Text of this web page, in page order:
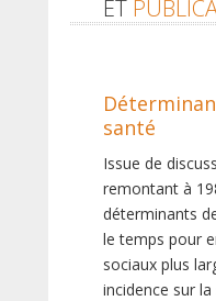
ET
santé
Issue de
remontant à
déterminants
le temps pour
sociaux plus
incidence sur